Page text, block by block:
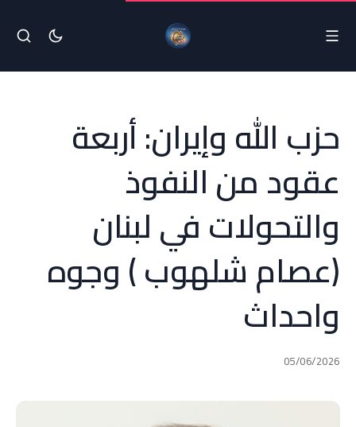
حزب الله وإيران: أربعة
عقود من النفوذ
والتحولات في لبنان
(عصام شلهوب ) وجوه
واحداث
05/06/2026